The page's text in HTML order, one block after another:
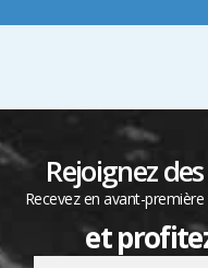
Rejoignez
Recevez en avant-
et